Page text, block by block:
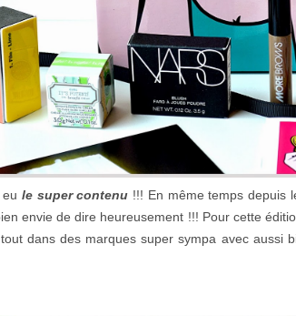
le super contenu !!! En même temps depuis
envie de dire heureusement !!! Pour cette
tout dans des marques super sympa avec aussi